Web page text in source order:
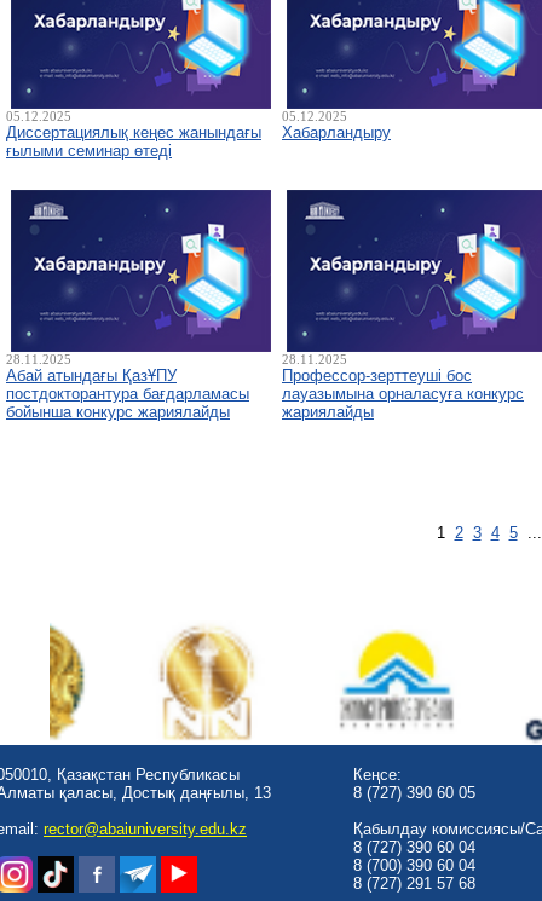
05.12.2025
Диссертациялық кеңес жанындағы
ғылыми семинар өтеді
05.12.2025
Хабарландыру
28.11.2025
Абай атындағы ҚазҰПУ
постдокторантура бағдарламасы
бойынша конкурс жариялайды
28.11.2025
Профессор-зерттеуші бос
лауазымына орналасуға конкурс
жариялайды
1 2 3 4 5
Қазақстан Республикасы
қаласы, Достық даңғылы, 13
rector@abaiuniversity.edu.kz
Кеңсе:
8 (727) 390 60 05
Қабылдау комиссиясы/
8 (727) 390 60 04
8 (700) 390 60 04
8 (727) 291 57 68